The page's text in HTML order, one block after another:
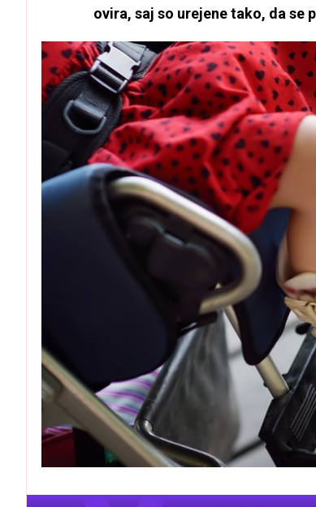
ovira, saj so urejene tako, da se